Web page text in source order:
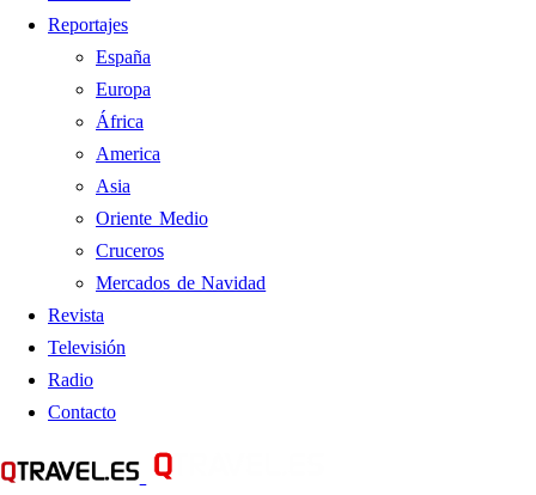
Reportajes
España
Europa
África
America
Asia
Oriente Medio
Cruceros
Mercados de Navidad
Revista
Televisión
Radio
Contacto